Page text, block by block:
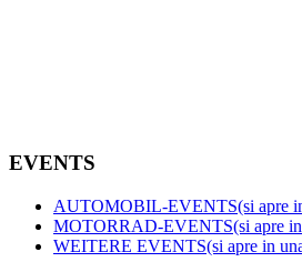
EVENTS
AUTOMOBIL-EVENTS(si apre
MOTORRAD-EVENTS(si apre
WEITERE EVENTS(si apre in